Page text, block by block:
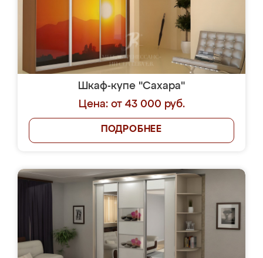
Шкаф-купе "Сахара"
Цена: от 43 000 руб.
ПОДРОБНЕЕ